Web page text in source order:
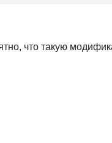
что такую